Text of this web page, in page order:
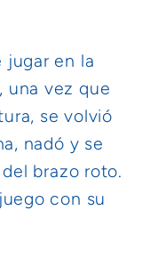
jugar en la
una vez que
se volvió
nadó y se
brazo roto.
con su